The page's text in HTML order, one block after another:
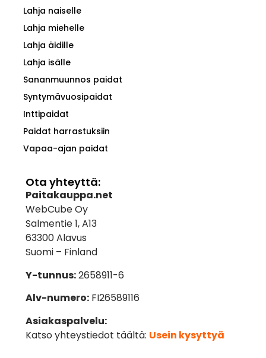
Lahja naiselle
Lahja miehelle
Lahja äidille
Lahja isälle
Sananmuunnos paidat
Syntymävuosipaidat
Inttipaidat
Paidat harrastuksiin
Vapaa-ajan paidat
Ota yhteyttä:
Paitakauppa.net
WebCube Oy
Salmentie 1, A13
63300 Alavus
Suomi – Finland
Y-tunnus:2658911-6
Alv-numero:FI26589116
Asiakaspalvelu:
Katso yhteystiedot täältä: Usein kysyttyä